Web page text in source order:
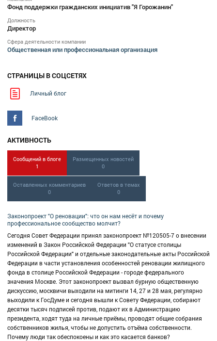
Фонд поддержки гражданских инициатив "Я Горожанин"
Должность
Директор
Сфера деятельности компании
Общественная или профессиональная организация
СТРАНИЦЫ В СОЦСЕТЯХ
Личный блог
FaceBook
АКТИВНОСТЬ
Сообщений в блоге
1
Размещенных новостей
0
Оставленных комментариев
0
Ответов в темах
0
Законопроект "О реновации": что он нам несёт и почему
профессиональное сообщество молчит?
Сегодня Совет Федерации принял законопроект №120505-7 о внесении
изменений в Закон Российской Федерации "О статусе столицы
Российской Федерации" и отдельные законодательные акты Российской
Федерации в части установления особенностей реновации жилищного
фонда в столице Российской Федерации - городе федерального
значения Москве. Этот законопроект вызвал бурную общественную
дискуссию, москвичи выходили на митинги 14, 27 и 28 мая, регулярно
выходили к ГосДуме и сегодня вышли к Совету Федерации, собирают
десятки тысяч подписей против, подают их в Администрацию
президента, ходят туда на личные приёмы, проводят общие собрания
собственников жилья, чтобы не допустить отъёма собственности.
Почему люди так обеспокоены и как это касается банков?